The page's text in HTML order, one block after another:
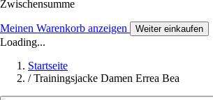
Zwischensumme
Meinen Warenkorb anzeigen Weiter einkaufen
Loading...
Startseite
/ Trainingsjacke Damen Errea Bea